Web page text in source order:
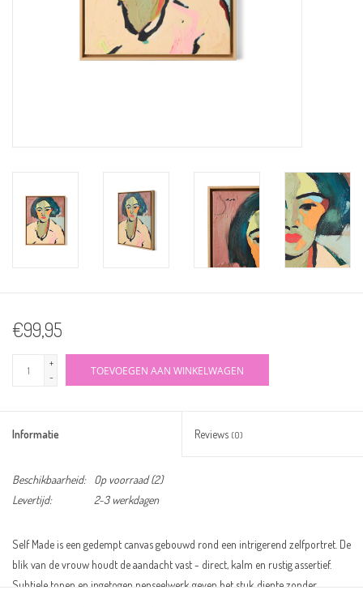
€99,95
+
-
TOEVOEGEN AAN WINKELWAGEN
Informatie Reviews (0)
Beschikbaarheid: Op voorraad(2)
Levertijd:
2-3 werkdagen
Self Made is een gedempt canvas gebouwd rond een intrigerend zelfportret. De
blik van de vrouw houdt de aandacht vast - direct, kalm en rustig assertief.
Subtiele tonen en ingetogen penseelwerk geven het stuk diepte zonder